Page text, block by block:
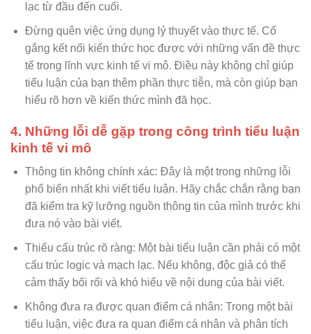
lạc từ đầu đến cuối.
Đừng quên việc ứng dụng lý thuyết vào thực tế. Cố
gắng kết nối kiến thức học được với những vấn đề thực
tế trong lĩnh vực kinh tế vi mô. Điều này không chỉ giúp
tiểu luận của bạn thêm phần thực tiễn, mà còn giúp bạn
hiểu rõ hơn về kiến thức mình đã học.
4. Những lỗi dễ gặp trong công trình tiểu luận
kinh tế vi mô
Thông tin không chính xác: Đây là một trong những lỗi
phổ biến nhất khi viết tiểu luận. Hãy chắc chắn rằng bạn
đã kiểm tra kỹ lưỡng nguồn thông tin của mình trước khi
đưa nó vào bài viết.
Thiếu cấu trúc rõ ràng: Một bài tiểu luận cần phải có một
cấu trúc logic và mạch lạc. Nếu không, độc giả có thể
cảm thấy bối rối và khó hiểu về nội dung của bài viết.
Không đưa ra được quan điểm cá nhân: Trong một bài
tiểu luận, việc đưa ra quan điểm cá nhân và phân tích